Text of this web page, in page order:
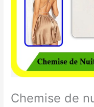
Chemise de